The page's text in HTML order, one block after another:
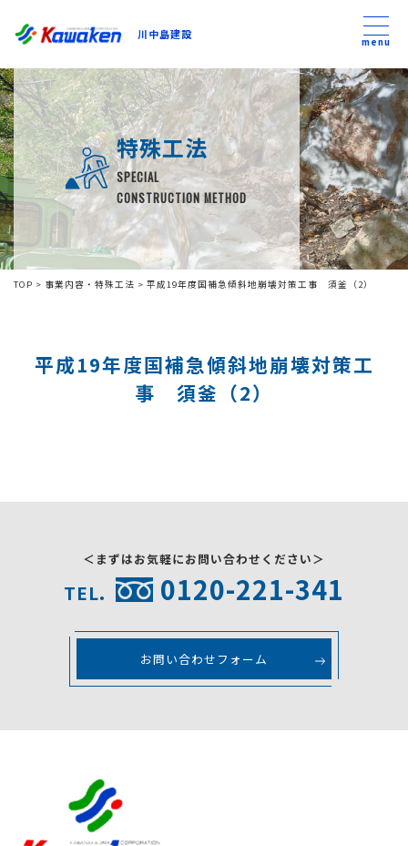
川中島建設
川中島建設
トップ
トピックス
事業内容
私たちについて
コンテンツ
menu
特殊工法
SPECIAL
CONSTRUCTION METHOD
TOP > 事業内容・特殊工法 > 平成19年度国補急傾斜地崩壊対策工事 須釜（2）
平成19年度国補急傾斜地崩壊対策工
事 須釜（2）
＜まずはお気軽にお問い合わせください＞
TEL. 0120-221-341
お問い合わせフォーム